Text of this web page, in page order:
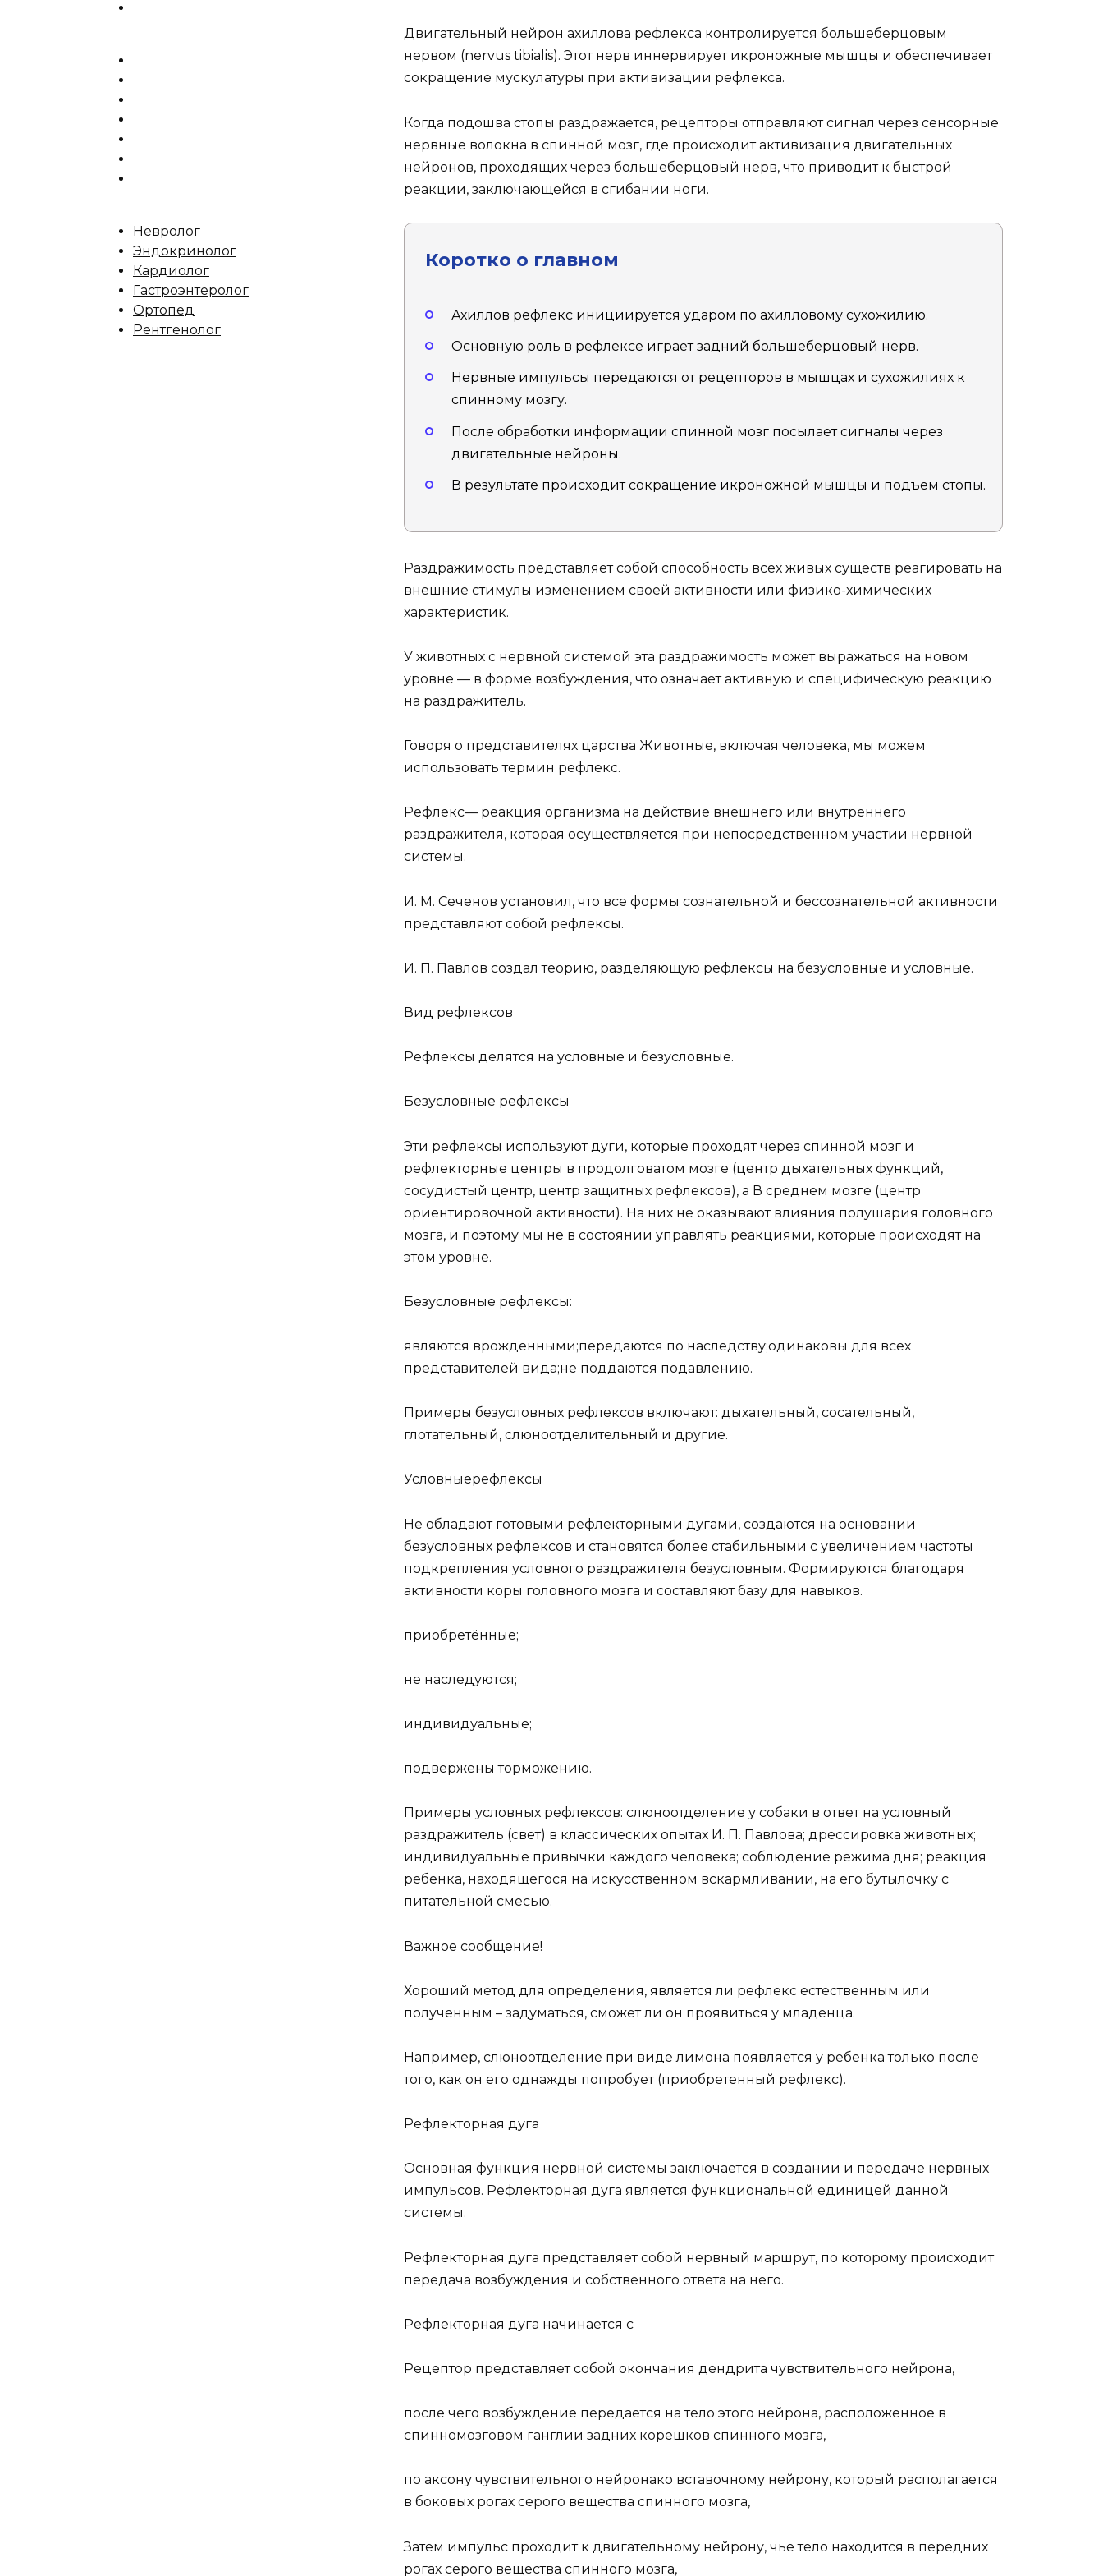
Двигательный нейрон ахиллова рефлекса контролируется большеберцовым
нервом (nervus tibialis). Этот нерв иннервирует икроножные мышцы и обеспечивает
сокращение мускулатуры при активизации рефлекса.
Когда подошва стопы раздражается, рецепторы отправляют сигнал через сенсорные
нервные волокна в спинной мозг, где происходит активизация двигательных
нейронов, проходящих через большеберцовый нерв, что приводит к быстрой
реакции, заключающейся в сгибании ноги.
Коротко о главном
Ахиллов рефлекс инициируется ударом по ахилловому сухожилию.
Основную роль в рефлексе играет задний большеберцовый нерв.
Нервные импульсы передаются от рецепторов в мышцах и сухожилиях к
спинному мозгу.
После обработки информации спинной мозг посылает сигналы через
двигательные нейроны.
В результате происходит сокращение икроножной мышцы и подъем стопы.
Раздражимость представляет собой способность всех живых существ реагировать на
внешние стимулы изменением своей активности или физико-химических
характеристик.
У животных с нервной системой эта раздражимость может выражаться на новом
уровне — в форме возбуждения, что означает активную и специфическую реакцию
на раздражитель.
Говоря о представителях царства Животные, включая человека, мы можем
использовать термин рефлекс.
Рефлекс— реакция организма на действие внешнего или внутреннего
раздражителя, которая осуществляется при непосредственном участии нервной
системы.
И. М. Сеченов установил, что все формы сознательной и бессознательной активности
представляют собой рефлексы.
И. П. Павлов создал теорию, разделяющую рефлексы на безусловные и условные.
Вид рефлексов
Рефлексы делятся на условные и безусловные.
Безусловные рефлексы
Эти рефлексы используют дуги, которые проходят через спинной мозг и
рефлекторные центры в продолговатом мозге (центр дыхательных функций,
сосудистый центр, центр защитных рефлексов), а В среднем мозге (центр
ориентировочной активности). На них не оказывают влияния полушария головного
мозга, и поэтому мы не в состоянии управлять реакциями, которые происходят на
этом уровне.
Безусловные рефлексы:
являются врождёнными;передаются по наследству;одинаковы для всех
представителей вида;не поддаются подавлению.
Примеры безусловных рефлексов включают: дыхательный, сосательный,
глотательный, слюноотделительный и другие.
Условныерефлексы
Не обладают готовыми рефлекторными дугами, создаются на основании
безусловных рефлексов и становятся более стабильными с увеличением частоты
подкрепления условного раздражителя безусловным. Формируются благодаря
активности коры головного мозга и составляют базу для навыков.
приобретённые;
не наследуются;
индивидуальные;
подвержены торможению.
Примеры условных рефлексов: слюноотделение у собаки в ответ на условный
раздражитель (свет) в классических опытах И. П. Павлова; дрессировка животных;
индивидуальные привычки каждого человека; соблюдение режима дня; реакция
ребенка, находящегося на искусственном вскармливании, на его бутылочку с
питательной смесью.
Важное сообщение!
Хороший метод для определения, является ли рефлекс естественным или
полученным – задуматься, сможет ли он проявиться у младенца.
Например, слюноотделение при виде лимона появляется у ребенка только после
того, как он его однажды попробует (приобретенный рефлекс).
Рефлекторная дуга
Основная функция нервной системы заключается в создании и передаче нервных
импульсов. Рефлекторная дуга является функциональной единицей данной
системы.
Рефлекторная дуга представляет собой нервный маршрут, по которому происходит
передача возбуждения и собственного ответа на него.
Рефлекторная дуга начинается с
Рецептор представляет собой окончания дендрита чувствительного нейрона,
после чего возбуждение передается на тело этого нейрона, расположенное в
спинномозговом ганглии задних корешков спинного мозга,
по аксону чувствительного нейронако вставочному нейрону, который располагается
в боковых рогах серого вещества спинного мозга,
Затем импульс проходит к двигательному нейрону, чье тело находится в передних
рогах серого вещества спинного мозга,
Невролог
Эндокринолог
Кардиолог
Гастроэнтеролог
Ортопед
Рентгенолог